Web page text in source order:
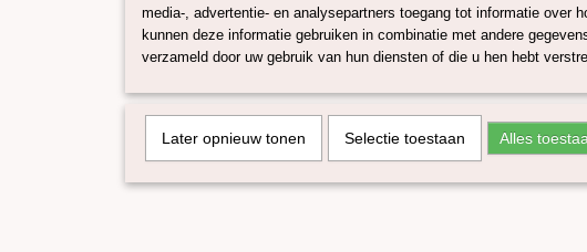
Deze blend is verkrijgbaar in 50 en 100
Door verschillende verfbaden en
media-, advertentie- en analysepartners toegang tot informatie over
kunnen deze informatie gebruiken in combinatie met andere
verzameld door uw gebruik van hun diensten of die u hen hebt
Later opnieuw tonen Selectie toestaan Alles